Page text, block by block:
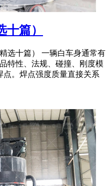
篇）
选十篇） 一辆白车身通常有
特性、法规、碰撞、刚度模
点。焊点强度质量直接关系